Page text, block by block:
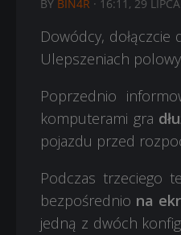
BY BIN4R · 16:11, 29
Dowódcy,
Ulepszeniach
Poprzednio
komputerami gra
pojazdu przed
Podczas trzeciego
bezpośrednio na
jedną z dwóch